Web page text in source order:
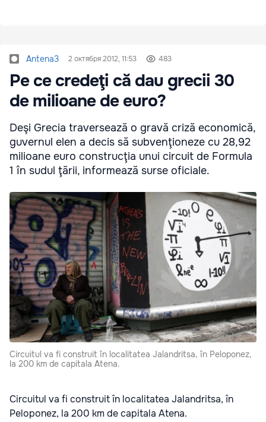
Antena3 2 октября 2012, 11:53 483
Pe ce credeţi că dau grecii 30
de milioane de euro?
Deşi Grecia traversează o gravă criză economică,
guvernul elen a decis să subvenţioneze cu 28,92
milioane euro construcţia unui circuit de Formula
1 în sudul ţării, informează surse oficiale.
Circuitul va fi construit în localitatea Jalandritsa, în Peloponez,
la 200 km de capitala Atena.
Circuitul va fi construit în localitatea Jalandritsa, în
Peloponez, la 200 km de capitala Atena.